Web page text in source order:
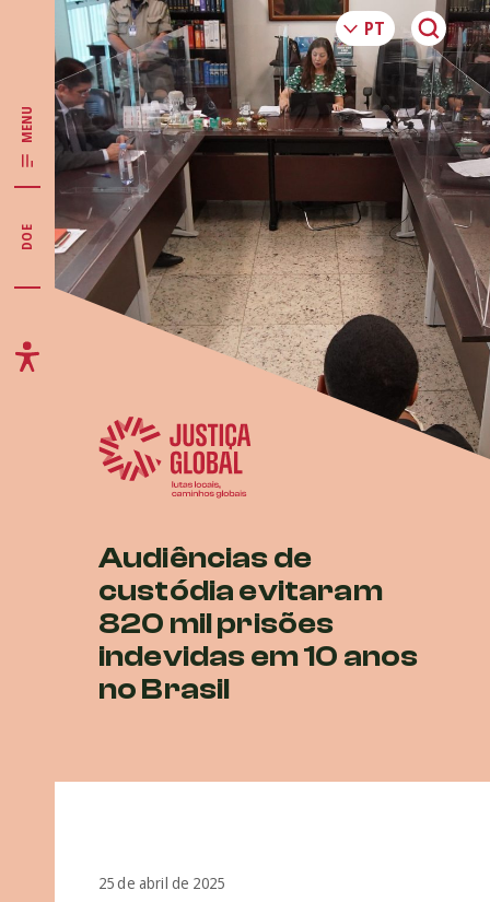
MENU
DOE
Audiências de
custódia evitaram
820 mil prisões
indevidas em 10 anos
no Brasil
25 de abril de 2025